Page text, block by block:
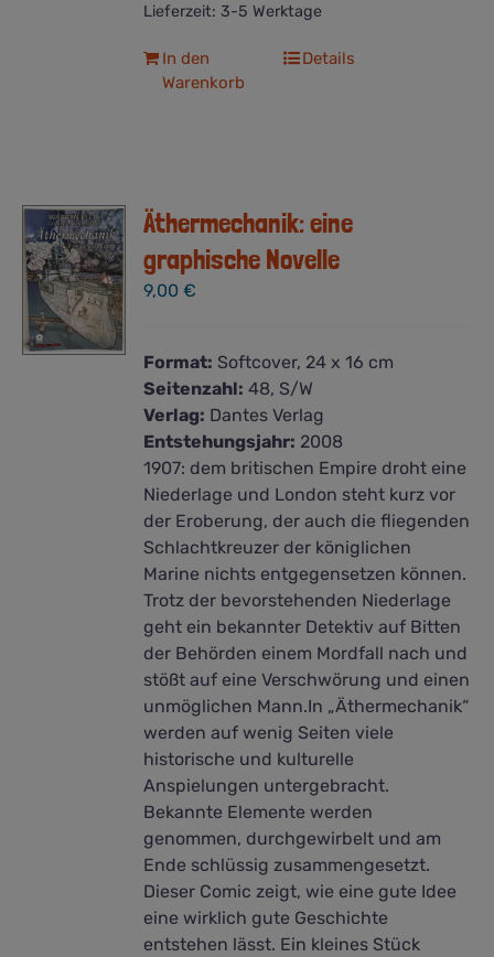
Lieferzeit: 3-5 Werktage
In den
Warenkorb
Details
Äthermechanik: eine
graphische Novelle
9,00€
Format: Softcover, 24 x 16 cm
Seitenzahl: 48, S/W
Verlag: Dantes Verlag
Entstehungsjahr: 2008
1907: dem britischen Empire droht eine
Niederlage und London steht kurz vor
der Eroberung, der auch die fliegenden
Schlachtkreuzer der königlichen
Marine nichts entgegensetzen können.
Trotz der bevorstehenden Niederlage
geht ein bekannter Detektiv auf Bitten
der Behörden einem Mordfall nach und
stößt auf eine Verschwörung und einen
unmöglichen Mann.In „Äthermechanik“
werden auf wenig Seiten viele
historische und kulturelle
Anspielungen untergebracht.
Bekannte Elemente werden
genommen, durchgewirbelt und am
Ende schlüssig zusammengesetzt.
Dieser Comic zeigt, wie eine gute Idee
eine wirklich gute Geschichte
entstehen lässt. Ein kleines Stück